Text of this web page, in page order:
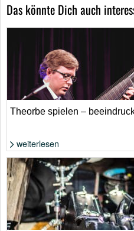
Das könnte Dich auch
Foto: WikiComments von François
Theorbe spielen –
weiterlesen